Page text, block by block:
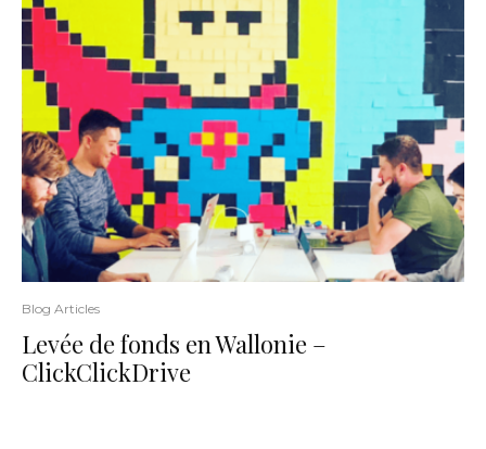
Blog Articles
Levée de fonds en Wallonie –
ClickClickDrive